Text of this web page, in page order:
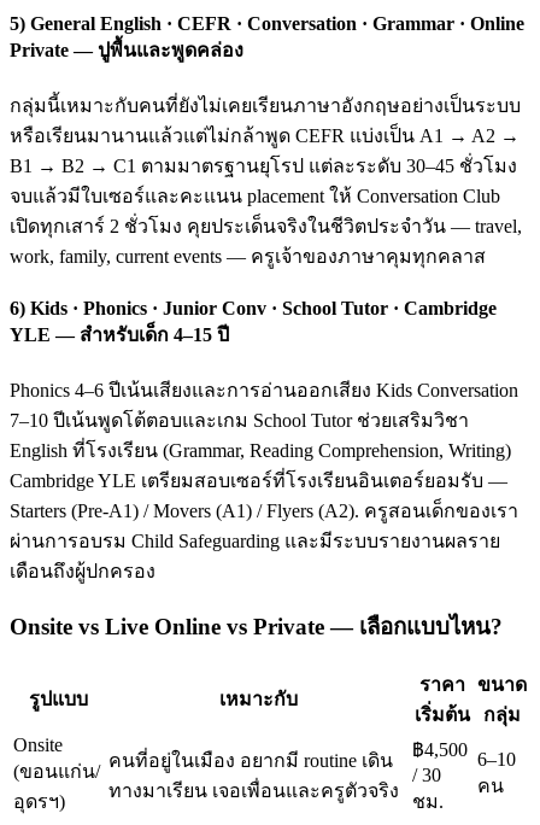
5) General English · CEFR · Conversation · Grammar · Online
Private — ปูพื้นและพูดคล่อง
กลุ่มนี้เหมาะกับคนที่ยังไม่เคยเรียนภาษาอังกฤษอย่างเป็นระบบ
หรือเรียนมานานแล้วแต่ไม่กล้าพูด CEFR แบ่งเป็น A1 → A2 →
B1 → B2 → C1 ตามมาตรฐานยุโรป แต่ละระดับ 30–45 ชั่วโมง
จบแล้วมีใบเซอร์และคะแนน placement ให้ Conversation Club
เปิดทุกเสาร์ 2 ชั่วโมง คุยประเด็นจริงในชีวิตประจำวัน — travel,
work, family, current events — ครูเจ้าของภาษาคุมทุกคลาส
6) Kids · Phonics · Junior Conv · School Tutor · Cambridge
YLE — สำหรับเด็ก 4–15 ปี
Phonics 4–6 ปีเน้นเสียงและการอ่านออกเสียง Kids Conversation
7–10 ปีเน้นพูดโต้ตอบและเกม School Tutor ช่วยเสริมวิชา
English ที่โรงเรียน (Grammar, Reading Comprehension, Writing)
Cambridge YLE เตรียมสอบเซอร์ที่โรงเรียนอินเตอร์ยอมรับ —
Starters (Pre-A1) / Movers (A1) / Flyers (A2). ครูสอนเด็กของเรา
ผ่านการอบรม Child Safeguarding และมีระบบรายงานผลราย
เดือนถึงผู้ปกครอง
Onsite vs Live Online vs Private — เลือกแบบไหน?
รูปแบบ เหมาะกับ
ราคา
เริ่มต้น
ขนาด
กลุ่ม
Onsite
(ขอนแก่น/
อุดรฯ)
คนที่อยู่ในเมือง อยากมี routine เดิน
ทางมาเรียน เจอเพื่อนและครูตัวจริง
฿4,500
/ 30
ชม.
6–10
คน